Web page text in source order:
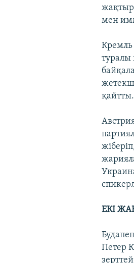
мен
Кремль
туралы
қайтты.
ЕКІ
Петер